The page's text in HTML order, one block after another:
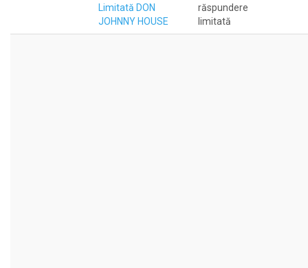
Limitată DON
JOHNNY HOUSE
răspundere
limitată